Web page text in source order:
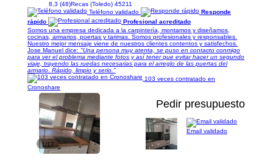
8,3 (48)Recas (Toledo) 45211
Teléfono validado
Responde
rápido
Profesional acreditado
Somos una empresa dedicada a la carpintería, montamos y diseñamos,
cocinas, armarios, puertas y tarimas. Somos profesionales y responsables.
Nuestro mejor mensaje viene de nuestros clientes contentos y satisfechos.
Jose Manuel dice: "Una persona muy atenta, se puso en contacto conmigo
para ver el problema mediante fotos y así tener que evitar hacer un segundo
viaje, trayendo las ruedas necesarias para el arreglo de las puertas del
armario. Rápido, limpio y serio."
103 veces contratado en
Cronoshare
1/17
Pedir presupuesto
Email validado